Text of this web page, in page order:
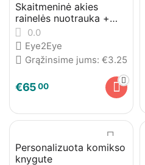
Skaitmeninė akies
rainelės nuotrauka +
telefono dėkliukas
0.0
Eye2Eye
Grąžinsime jums: €3.25
€6500
Personalizuota komikso
knygute